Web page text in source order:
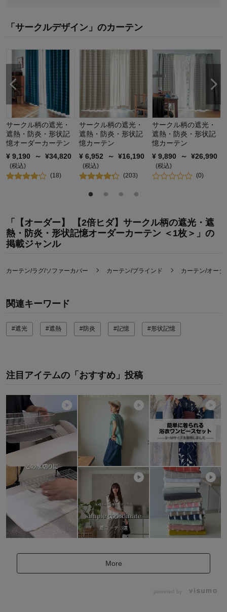
もあります
防炎カーテンは、消防法で定める基準以上の防炎性能を持ち、万
【年中快適に 遮熱・保温効果】
～夏は遮熱、冬は断熱保温効果。冷暖房効率もアップし、節電し省
エネ、室内を快適に～
夏の直射日光熱をカットし、室温の上昇を抑えます
冬は保温、冬の外の冷気をカットし、室温の低下を防ぎます
【きれいな見栄え 形状記憶】
～美しいドレープが裾まで広がらずきれいにまとまる～
生産過程で生地をきれいなドレープの形になるように加工してい
ます
未加工品に比べお洗濯後も吊った時にきれいな見栄えが続きます
【STEP１】
・「カラー」と「サイズ」を選ぶ。
※「サイズ」はご希望サイズが含まれる範囲をお選びください。
【STEP３】
・幅と丈のサイズ（ｃｍ）とフックタイプ（ＡフックまたはＢフッ
ク）を入力し、「設定する」を押す。
「サークルデザイン」のカーテン
サークル柄の遮光・
遮熱・防炎・形状記
憶オーダーカーテン
¥ 9,190 ～ ¥34,820
(税込)
(18)
サークル柄の遮光・
遮熱・防炎・形状記
憶カーテン
¥ 6,952 ～ ¥16,190
(税込)
(203)
サークル柄の遮光・
遮熱・防炎・形状記
憶カーテン
¥ 9,890 ～ ¥26,990
(税込)
(0)
「【オーダー】 【2倍ヒダ】サークル柄の遮光・遮
熱・防炎・形状記憶オーダーカーテン ＜1枚＞」の
掲載ジャンル
カーテン/ラグ/ソファーカバー カーテン/ブラインド カーテン/オーダ
関連キーワード
#遮光 #遮熱 #防炎 #記憶 #形状記憶
注目アイテムの「おすすめ」投稿
More
powered by